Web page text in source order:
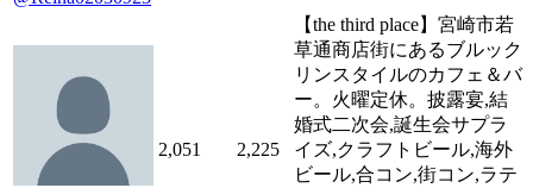
2,051 2,225
【the third place】宮崎市若
草通商店街にあるブルック
リンスタイルのカフェ＆バ
ー。火曜定休。披露宴,結
婚式二次会,誕生会サプラ
イズ,クラフトビール,海外
ビール,合コン,街コン,ラテ